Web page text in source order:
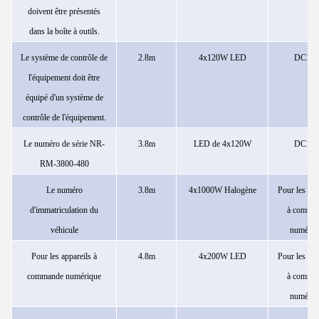
doivent être présentés
dans la boîte à outils.
Le système de contrôle de
l'équipement doit être
équipé d'un système de
contrôle de l'équipement.
2.8m 4x120W LED
Le numéro de série NR-
RM-3800-480
3.8m LED de 4x120W
Le numéro
d'immatriculation du
véhicule
3.8m 4x1000W Halogène
Pour les
à
Pour les appareils à
commande numérique
4.8m 4x200W LED
Pour les
à